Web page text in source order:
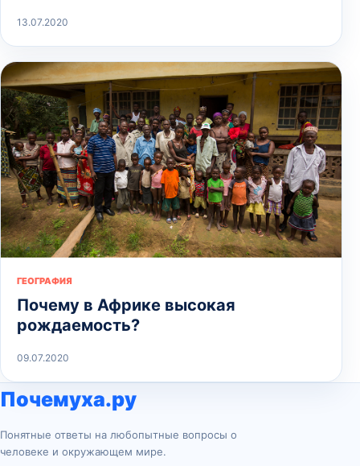
13.07.2020
ГЕОГРАФИЯ
Почему в Африке высокая
рождаемость?
09.07.2020
Почемуха.ру
Понятные ответы на любопытные вопросы о
человеке и окружающем мире.